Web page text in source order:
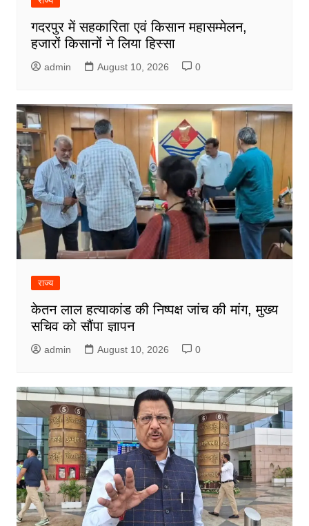
गदरपुर में सहकारिता एवं किसान महासम्मेलन,
हजारों किसानों ने लिया हिस्सा
admin August 10, 2026 0
राज्य
केतन लाल हत्याकांड की निष्पक्ष जांच की मांग, मुख्य
सचिव को सौंपा ज्ञापन
admin August 10, 2026 0